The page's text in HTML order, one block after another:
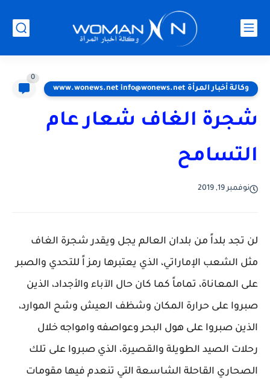
وكالة أخبار المرأة www.wonews.net info@wonews.net
0
شجرة الغاف شعار عام
التسامح
نوفمبر 19, 2019
لن تجد بلداً من بلدان العالم يجل ويقدر شجرة الغاف
مثل الشعب الإماراتي، الذي يعتبرها رمز اً للتحدي والصبر
على المعاناة، تماماً كما كان حال الآباء والأجداد، الذين
صبروا على حرارة المكان وشظف العيش وشح الموارد،
الذين صبروا على هول البحر وعواصفه وامواجه خلال
رحلات الصيد الطويلة والقصيرة، الذي صبروا على تلك
الصحاري القاحلة الشاسعة التي تنعدم فيها مقومات